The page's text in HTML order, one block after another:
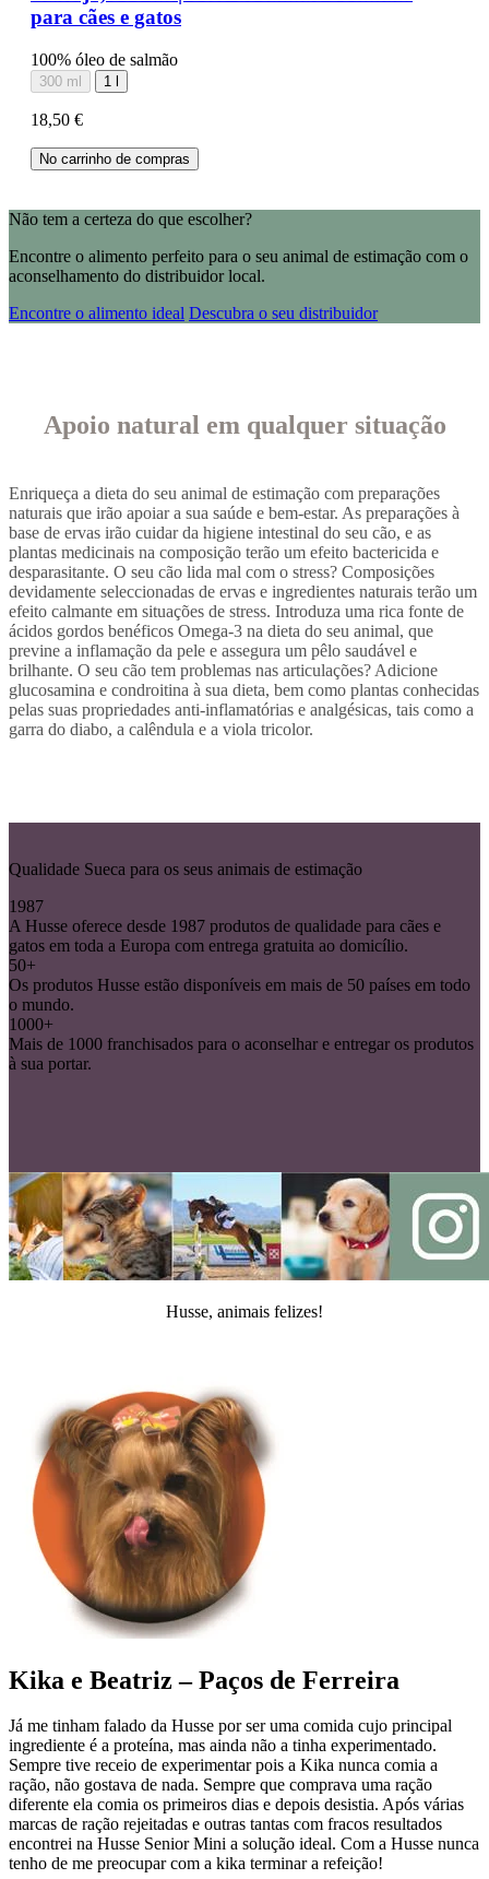
para cães e gatos
100% óleo de salmão
300 ml 1 l
18,50 €
No carrinho de compras
Não tem a certeza do que escolher?
Encontre o alimento perfeito para o seu animal de estimação com o
aconselhamento do distribuidor local.
Encontre o alimento ideal Descubra o seu distribuidor
Apoio natural em qualquer situação
Enriqueça a dieta do seu animal de estimação com preparações
naturais que irão apoiar a sua saúde e bem-estar. As preparações à
base de ervas irão cuidar da higiene intestinal do seu cão, e as
plantas medicinais na composição terão um efeito bactericida e
desparasitante. O seu cão lida mal com o stress? Composições
devidamente seleccionadas de ervas e ingredientes naturais terão um
efeito calmante em situações de stress. Introduza uma rica fonte de
ácidos gordos benéficos Omega-3 na dieta do seu animal, que
previne a inflamação da pele e assegura um pêlo saudável e
brilhante. O seu cão tem problemas nas articulações? Adicione
glucosamina e condroitina à sua dieta, bem como plantas conhecidas
pelas suas propriedades anti-inflamatórias e analgésicas, tais como a
garra do diabo, a calêndula e a viola tricolor.
Qualidade Sueca para os seus animais de estimação
1987
A Husse oferece desde 1987 produtos de qualidade para cães e
gatos em toda a Europa com entrega gratuita ao domicílio.
50+
Os produtos Husse estão disponíveis em mais de 50 países em todo
o mundo.
1000+
Mais de 1000 franchisados para o aconselhar e entregar os produtos
à sua portar.
Husse, animais felizes!
Kika e Beatriz – Paços de Ferreira
Já me tinham falado da Husse por ser uma comida cujo principal
ingrediente é a proteína, mas ainda não a tinha experimentado.
Sempre tive receio de experimentar pois a Kika nunca comia a
ração, não gostava de nada. Sempre que comprava uma ração
diferente ela comia os primeiros dias e depois desistia. Após várias
marcas de ração rejeitadas e outras tantas com fracos resultados
encontrei na Husse Senior Mini a solução ideal. Com a Husse nunca
tenho de me preocupar com a kika terminar a refeição!